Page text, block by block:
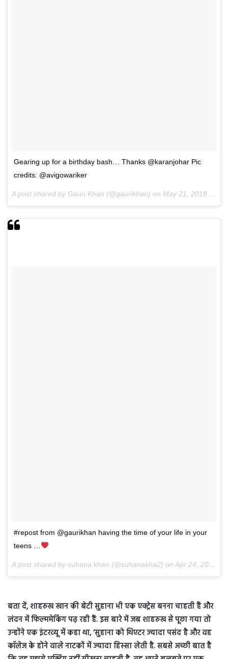
Gearing up for a birthday bash… Thanks @karanjohar Pic
credits: @avigowariker
A post shared by Gauri Khan (@gaurikhan) on May 21, 2018 at 5:12am PDT
#repost from @gaurikhan having the time of your life in your
teens …
A post shared by suhana khan (@suhanakha2) on Apr 24, 2018 at 1:22am PDT
बता दें, शाहरुख खान की बेटी सुहाना भी एक एक्‍ट्रेस बनना चाहती हैं और
लंदन में फिल्‍ममेकिंग पढ़ रही हैं. इस बारे में जब शाहरुख से पूछा गया तो
उन्‍होंने एक इंटरव्‍यू में कहा था, ‘सुहाना को थिएटर ज्‍यादा पसंद है और वह
कॉलेज के होने वाले नाटकों में ज्‍यादा हिस्‍सा लेती है. सबसे अच्‍छी बात है